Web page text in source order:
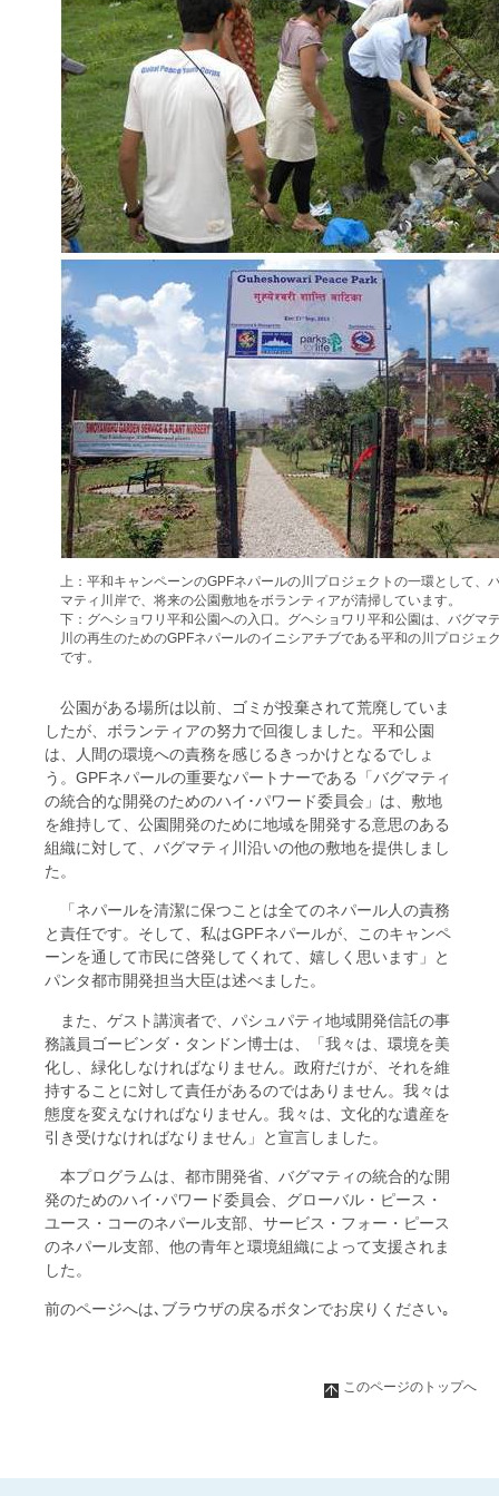
上：平和キャンペーンのGPFネパールの川プロジェクトの一環として、
マティ川岸で、将来の公園敷地をボランティアが清掃しています。
下：グヘショワリ平和公園への入口。グヘショワリ平和公園は、バグマ
川の再生のためのGPFネパールのイニシアチブである平和の川プロジェ
です。
公園がある場所は以前、ゴミが投棄されて荒廃していま
したが、ボランティアの努力で回復しました。平和公園
は、人間の環境への責務を感じるきっかけとなるでしょ
う。GPFネパールの重要なパートナーである「バグマティ
の統合的な開発のためのハイ･パワード委員会」は、敷地
を維持して、公園開発のために地域を開発する意思のある
組織に対して、バグマティ川沿いの他の敷地を提供しまし
た。
「ネパールを清潔に保つことは全てのネパール人の責務
と責任です。そして、私はGPFネパールが、このキャンペ
ーンを通して市民に啓発してくれて、嬉しく思います」と
パンタ都市開発担当大臣は述べました。
また、ゲスト講演者で、パシュパティ地域開発信託の事
務議員ゴービンダ・タンドン博士は、「我々は、環境を美
化し、緑化しなければなりません。政府だけが、それを維
持することに対して責任があるのではありません。我々は
態度を変えなければなりません。我々は、文化的な遺産を
引き受けなければなりません」と宣言しました。
本プログラムは、都市開発省、バグマティの統合的な開
発のためのハイ･パワード委員会、グローバル・ピース・
ユース・コーのネパール支部、サービス・フォー・ピース
のネパール支部、他の青年と環境組織によって支援されま
した。
前のページへは､ブラウザの戻るボタンでお戻りください｡
このページのトップへ